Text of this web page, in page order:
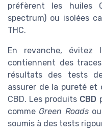
préfèrent les huiles
spectrum) ou isolées
THC.
En revanche, évitez
contiennent des
résultats des tests
assurer de la pureté et
CBD. Les produits CBD
comme Green Roadsou
soumis à des tests